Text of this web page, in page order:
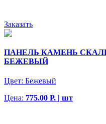
Заказать
ПАНЕЛЬ КАМЕНЬ
БЕЖЕВЫЙ
Цвет: Бежевый
Цена: 775.00 Р. | шт